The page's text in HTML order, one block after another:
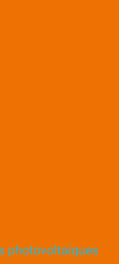
photovoltaïques